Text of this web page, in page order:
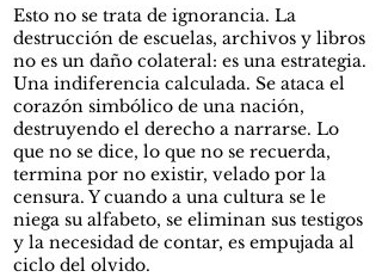
Esto no se trata de ignorancia. La
destrucción de escuelas, archivos y libros
no es un daño colateral: es una estrategia.
Una indiferencia calculada. Se ataca el
corazón simbólico de una nación,
destruyendo el derecho a narrarse. Lo
que no se dice, lo que no se recuerda,
termina por no existir, velado por la
censura. Y cuando a una cultura se le
niega su alfabeto, se eliminan sus testigos
y la necesidad de contar, es empujada al
ciclo del olvido.